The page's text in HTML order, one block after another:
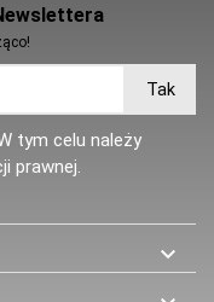
tym celu należy
prawnej.
